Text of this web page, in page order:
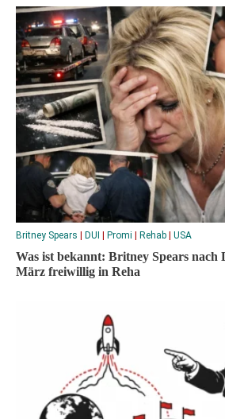
Britney Spears | DUI | Promi | Rehab | USA
Was ist bekannt: Britney Spears
März freiwillig in Reha